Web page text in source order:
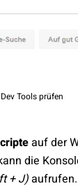
Tools prüfen
auf der
die
+ J)aufrufen.